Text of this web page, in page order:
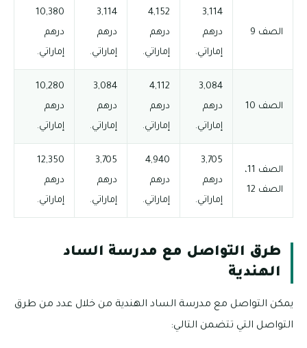
الصف 9
3,114
درهم
إماراتي.
4,152
درهم
إماراتي.
3,114
درهم
إماراتي.
10,380
درهم
إماراتي.
الصف 10
3,084
درهم
إماراتي.
4,112
درهم
إماراتي.
3,084
درهم
إماراتي.
10,280
درهم
إماراتي.
الصف 11،
الصف 12
3,705
درهم
إماراتي.
4,940
درهم
إماراتي.
3,705
درهم
إماراتي.
12,350
درهم
إماراتي.
طرق التواصل مع مدرسة الساد
الهندية
يمكن التواصل مع مدرسة الساد الهندية من خلال عدد من طرق
التواصل التي تتضمن التالي: